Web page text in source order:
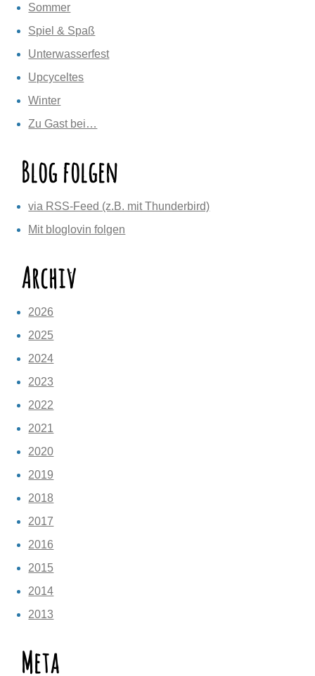
Sommer
Spiel & Spaß
Unterwasserfest
Upcyceltes
Winter
Zu Gast bei…
Blog folgen
via RSS-Feed (z.B. mit Thunderbird)
Mit bloglovin folgen
Archiv
2026
2025
2024
2023
2022
2021
2020
2019
2018
2017
2016
2015
2014
2013
Meta